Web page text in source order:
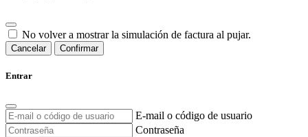
No volver a mostrar la simulación de factura al pujar.
Cancelar Confirmar
Entrar
E-mail o código de usuario
Contraseña